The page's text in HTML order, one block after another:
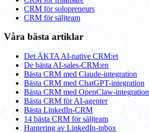
CRM för solopreneurs
CRM för säljteam
Våra bästa artiklar
Det ÄKTA AI-native CRM:et
De bästa AI-sales-CRM:en
Bästa CRM med Claude-integration
Bästa CRM med ChatGPT-integration
Bästa CRM med OpenClaw-integration
Bästa CRM för AI-agenter
Bästa LinkedIn-CRM
14 bästa CRM för säljteam
Hantering av LinkedIn-inbox